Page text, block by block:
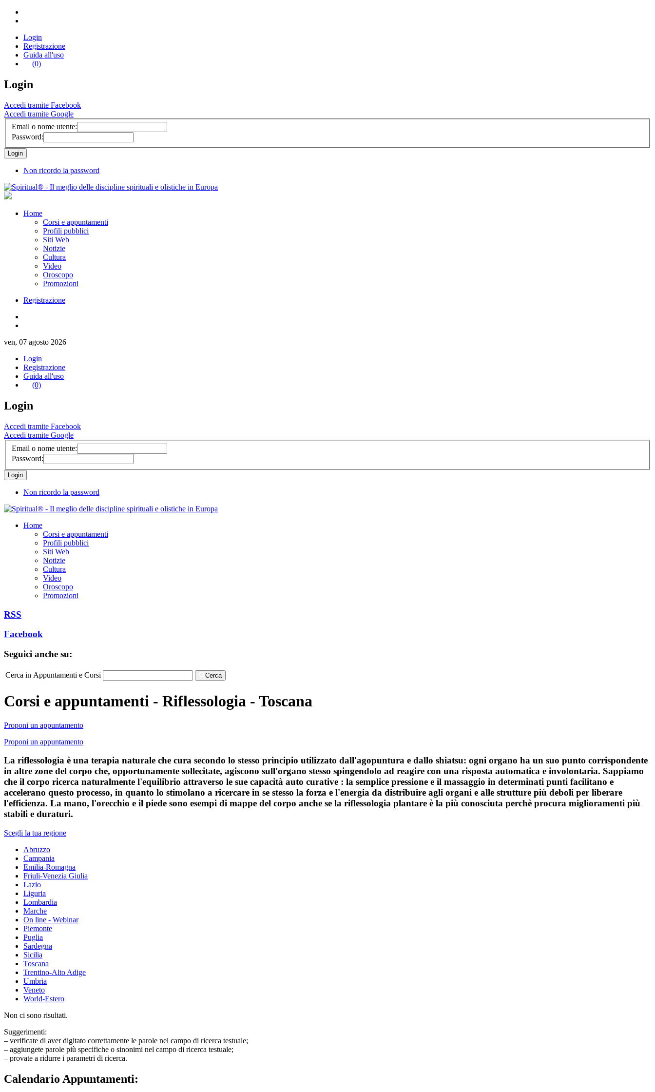
Login
Registrazione
Guida all'uso
(0)
Login
Accedi tramite Facebook
Accedi tramite Google
Email o nome utente:
Password:
Non ricordo la password
Home
Corsi e appuntamenti
Profili pubblici
Siti Web
Notizie
Cultura
Video
Oroscopo
Promozioni
Registrazione
ven, 07 agosto 2026
Login
Registrazione
Guida all'uso
(0)
Login
Accedi tramite Facebook
Accedi tramite Google
Email o nome utente:
Password:
Non ricordo la password
Home
Corsi e appuntamenti
Profili pubblici
Siti Web
Notizie
Cultura
Video
Oroscopo
Promozioni
RSS
Facebook
Seguici anche su:
Cerca in Appuntamenti e Corsi Cerca
Corsi e appuntamenti - Riflessologia - Toscana
Proponi un appuntamento
Proponi un appuntamento
La riflessologia è una terapia naturale che cura secondo lo stesso principio utilizzato dall'agopuntura e dallo shiatsu: ogni organo ha un suo punto corrispondente
in altre zone del corpo che, opportunamente sollecitate, agiscono sull'organo stesso spingendolo ad reagire con una risposta automatica e involontaria. Sappiamo
che il corpo ricerca naturalmente l'equilibrio attraverso le sue capacità auto curative : la semplice pressione e il massaggio in determinati punti facilitano e
accelerano questo processo, in quanto lo stimolano a ricercare in se stesso la forza e l'energia da distribuire agli organi e alle strutture più deboli per liberare
l'efficienza. La mano, l'orecchio e il piede sono esempi di mappe del corpo anche se la riflessologia plantare è la più conosciuta perchè procura miglioramenti più
stabili e duraturi.
Scegli la tua regione
Abruzzo
Campania
Emilia-Romagna
Friuli-Venezia Giulia
Lazio
Liguria
Lombardia
Marche
On line - Webinar
Piemonte
Puglia
Sardegna
Sicilia
Toscana
Trentino-Alto Adige
Umbria
Veneto
World-Estero
Non ci sono risultati.
Suggerimenti:
– verificate di aver digitato correttamente le parole nel campo di ricerca testuale;
– aggiungete parole più specifiche o sinonimi nel campo di ricerca testuale;
– provate a ridurre i parametri di ricerca.
Calendario Appuntamenti: